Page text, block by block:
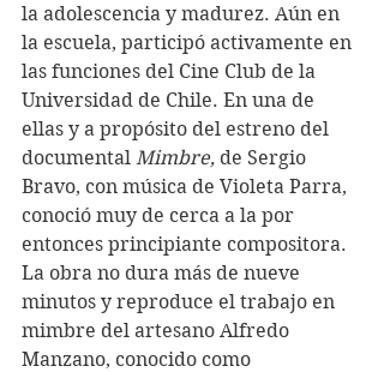
la adolescencia y madurez. Aún en
la escuela, participó activamente en
las funciones del Cine Club de la
Universidad de Chile. En una de
ellas y a propósito del estreno del
documental Mimbre, de Sergio
Bravo, con música de Violeta Parra,
conoció muy de cerca a la por
entonces principiante compositora.
La obra no dura más de nueve
minutos y reproduce el trabajo en
mimbre del artesano Alfredo
Manzano, conocido como